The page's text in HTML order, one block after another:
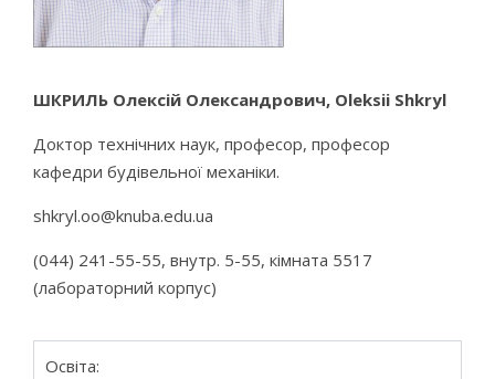
ШКРИЛЬ Олексій Олександрович, Oleksii Shkryl
Доктор технічних наук, професор, професор
кафедри будівельної механіки.
shkryl.oo@knuba.edu.ua
(044) 241-55-55, внутр. 5-55, кімната 5517
(лабораторний корпус)
Освіта: